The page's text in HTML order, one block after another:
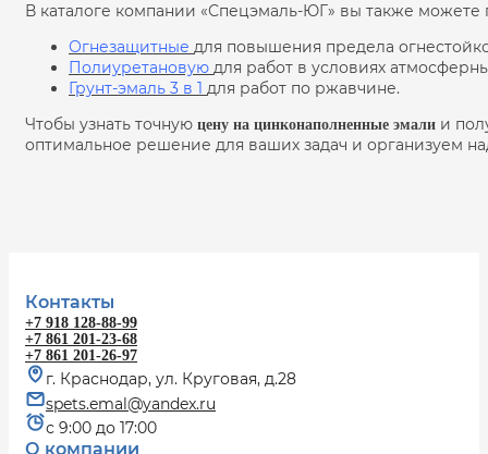
В каталоге компании «Спецэмаль-ЮГ» вы также
Огнезащитные для повышения предела
Полиуретановую для работ в условиях
Грунт-эмаль 3 в 1 для работ по ржавчине.
Чтобы узнать точную цену на цинконаполненные эмали и
оптимальное решение для ваших задач и организуем
Контакты
+7 918 128-88-99
+7 861 201-23-68
+7 861 201-26-97
г. Краснодар, ул. Круговая, д.28
spets.emal@yandex.ru
с 9:00 до 17:00
О компании